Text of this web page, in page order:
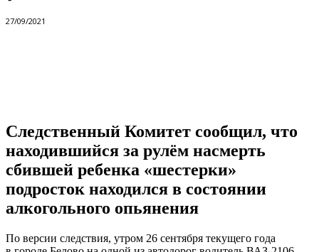
27/09/2021
Следственный Комитет сообщил, что
находившийся за рулём насмерть
сбившей ребенка «шестерки»
подросток находился в состоянии
алкогольного опьянения
По версии следствия, утром 26 сентября текущего года